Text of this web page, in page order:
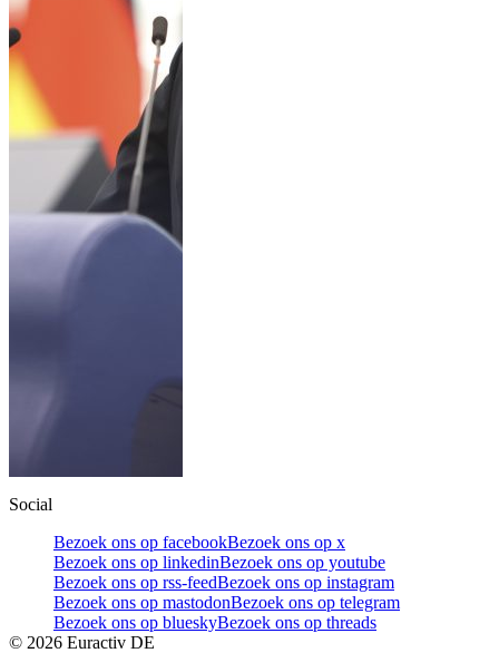
Social
Bezoek ons op facebookBezoek ons op x
Bezoek ons op linkedinBezoek ons op youtube
Bezoek ons op rss-feedBezoek ons op instagram
Bezoek ons op mastodonBezoek ons op telegram
Bezoek ons op blueskyBezoek ons op threads
© 2026 Euractiv DE